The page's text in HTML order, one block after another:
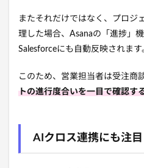
またそれだけではなく、
プロジ
理した場合、Asanaの「進捗」
Salesforceにも自動反映されます
このため、営業担当者は受注商
トの進行度合いを一目で確認す
AIクロス連携にも注目